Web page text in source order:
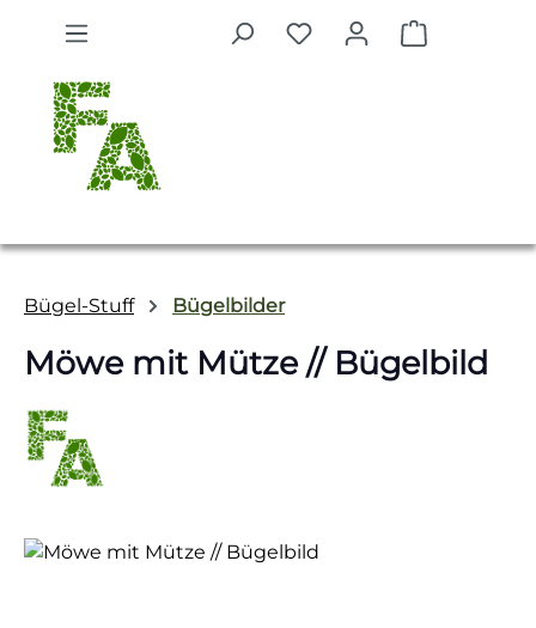
Zum Hauptinhalt springen
Bügel-Stuff Bügelbilder
Möwe mit Mütze // Bügelbild
Bildergalerie überspringen